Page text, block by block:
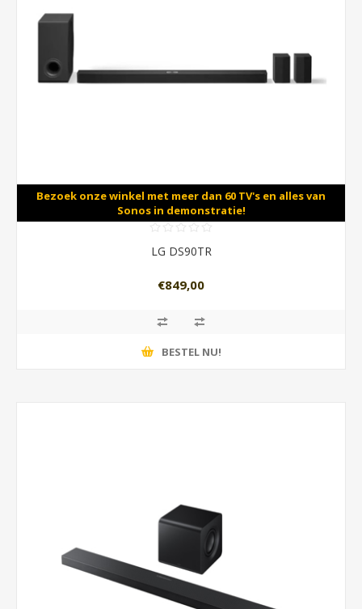
Bezoek onze winkel met meer dan 60 TV's en alles van
Sonos in demonstratie!
LG DS90TR
€849,00
BESTEL NU!